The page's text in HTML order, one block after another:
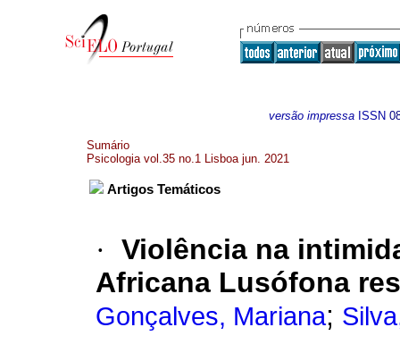
versão impressa ISSN
Sumário
Psicologia vol.35 no.1 Lisboa jun. 2021
Artigos Temáticos
· Violência na
Africana Lusófona
Gonçalves, Mariana;